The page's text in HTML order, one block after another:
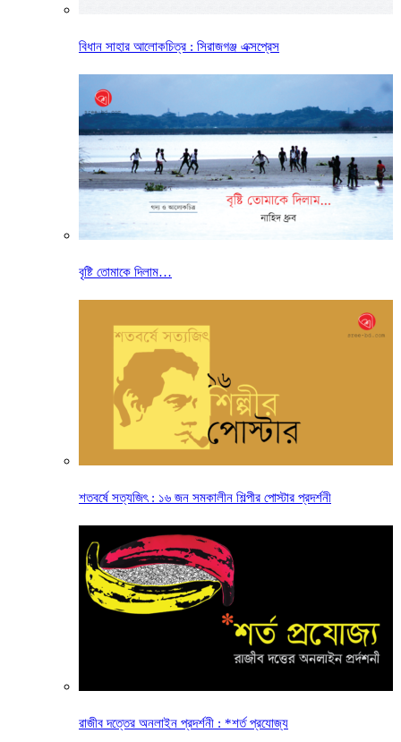
বিধান সাহার আলোকচিত্র : সিরাজগঞ্জ এক্সপ্রেস
বৃষ্টি তোমাকে দিলাম…
শতবর্ষে সত্যজিৎ : ১৬ জন সমকালীন শিল্পীর পোস্টার প্রদর্শনী
রাজীব দত্তের অনলাইন প্রদর্শনী : *শর্ত প্রযোজ্য